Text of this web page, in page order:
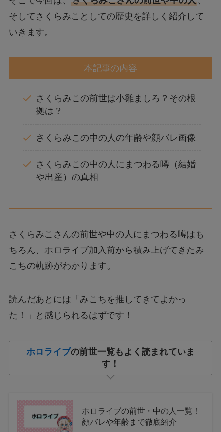
そしてさくらみことしての歴史を詳しく紹介して
いきます。
本記事の内容
さくらみこの前世は小雛ましろ？その根
拠は？
さくらみこの中の人の年齢や顔バレ画像
さくらみこの中の人にまつわる噂（結婚
や出産）の真相
さくらみこさんの前世や中の人にまつわる噂はも
ちろん、ホロライブ加入前から積み上げてきたみ
こちの軌跡がわかります。
読んだあとには「みこちを推してきてよかっ
た！」と感じられるはずです！
ホロライブの前世一覧もよく読まれていま
す！
ホロライブの前世・中の人一覧！
顔バレや年齢まで徹底紹介